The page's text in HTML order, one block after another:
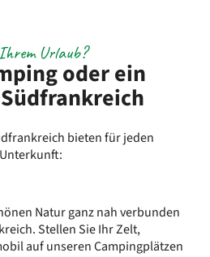
oder ein
Urlaub?
bieten für jeden
Natur ganz nah verbunden
Stellen Sie Ihr Zelt,
auf unseren Campingplätzen